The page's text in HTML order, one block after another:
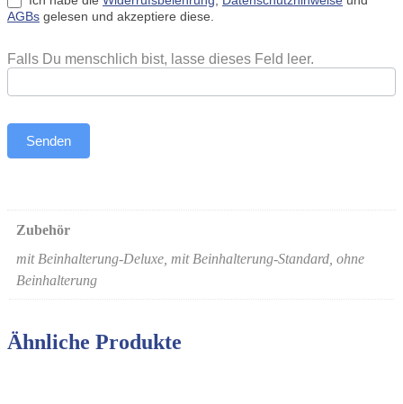
AGBs gelesen und akzeptiere diese.
Falls Du menschlich bist, lasse dieses Feld leer.
Senden
Zubehör
mit Beinhalterung-Deluxe, mit Beinhalterung-Standard, ohne
Beinhalterung
Ähnliche Produkte